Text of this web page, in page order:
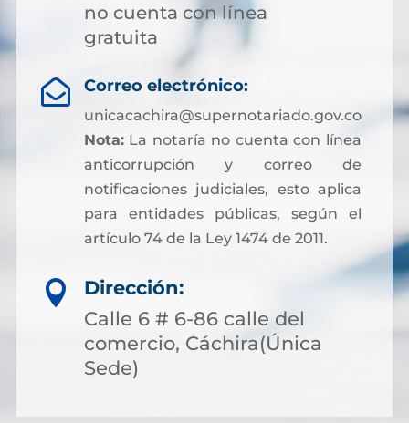
no cuenta con línea
gratuita
 Correo electrónico:
unicacachira@supernotariado.gov.co
Nota:La notaría no cuenta con línea
anticorrupción y correo de
notificaciones judiciales, esto aplica
para entidades públicas, según el
artículo 74 de la Ley 1474 de 2011.

Dirección:
Calle 6 # 6-86 calle del
comercio, Cáchira(Única
Sede)